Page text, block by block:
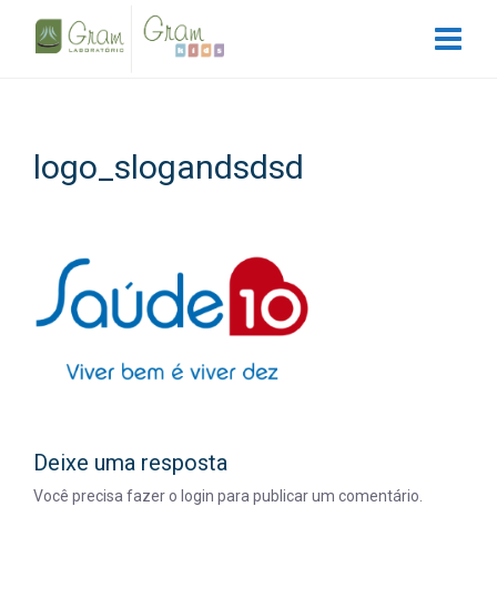
logo_slogandsdsd
Deixe uma resposta
Você precisa fazer o login para publicar um comentário.